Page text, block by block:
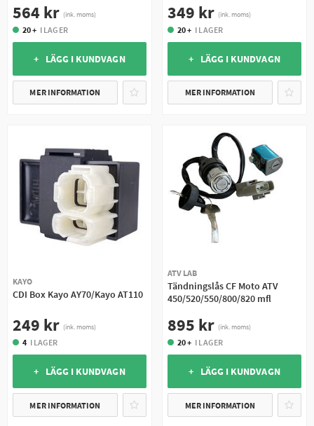
564 kr (ink. moms)
20 + I LAGER
+ LÄGG I KUNDVAGN
MER INFORMATION
349 kr (ink. moms)
20 + I LAGER
+ LÄGG I KUNDVAGN
MER INFORMATION
KAYO
CDI Box Kayo AY70/Kayo AT110
249 kr (ink. moms)
4 I LAGER
+ LÄGG I KUNDVAGN
MER INFORMATION
ATV LAB
Tändningslås CF Moto ATV
450/520/550/800/820 mfl
895 kr (ink. moms)
20 + I LAGER
+ LÄGG I KUNDVAGN
MER INFORMATION